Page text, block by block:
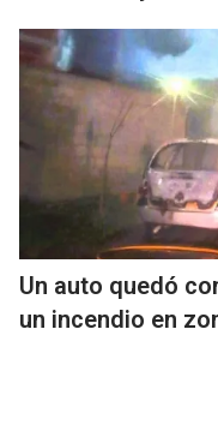
Un auto quedó
un incendio en